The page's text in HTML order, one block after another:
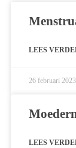
LEES
26 februari 2023
LEES